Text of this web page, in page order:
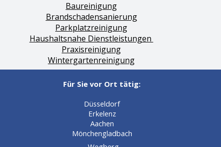
Baureinigung
Brandschadensanierung
Parkplatzreinigung
Haushaltsnahe Dienstleistungen
Praxisreinigung
Wintergartenreinigung
Für Sie vor Ort tätig:
Düsseldorf
Erkelenz
Aachen
Mönchengladbach